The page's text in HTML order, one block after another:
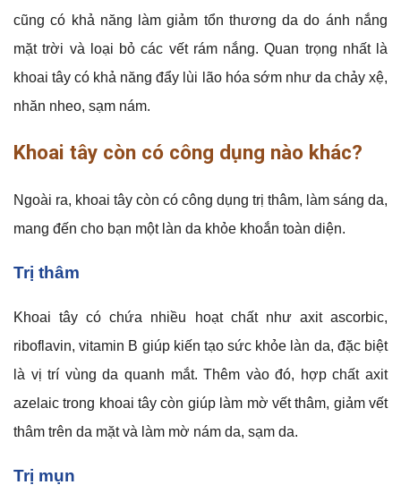
cũng có khả năng làm giảm tổn thương da do ánh nắng
mặt trời và loại bỏ các vết rám nắng. Quan trọng nhất là
khoai tây có khả năng đẩy lùi lão hóa sớm như da chảy xệ,
nhăn nheo, sạm nám.
Khoai tây còn có công dụng nào khác?
Ngoài ra, khoai tây còn có công dụng trị thâm, làm sáng da,
mang đến cho bạn một làn da khỏe khoắn toàn diện.
Trị thâm
Khoai tây có chứa nhiều hoạt chất như axit ascorbic,
riboflavin, vitamin B giúp kiến tạo sức khỏe làn da, đặc biệt
là vị trí vùng da quanh mắt. Thêm vào đó, hợp chất axit
azelaic trong khoai tây còn giúp làm mờ vết thâm, giảm vết
thâm trên da mặt và làm mờ nám da, sạm da.
Trị mụn